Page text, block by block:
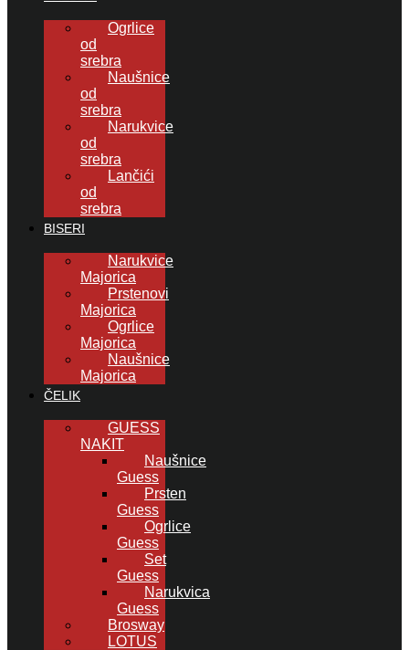
Ogrlice
od
srebra
Naušnice
od
srebra
Narukvice
od
srebra
Lančići
od
srebra
BISERI
Narukvice
Majorica
Prstenovi
Majorica
Ogrlice
Majorica
Naušnice
Majorica
ČELIK
GUESS
NAKIT
Naušnice
Guess
Prsten
Guess
Ogrlice
Guess
Set
Guess
Narukvica
Guess
Brosway
LOTUS